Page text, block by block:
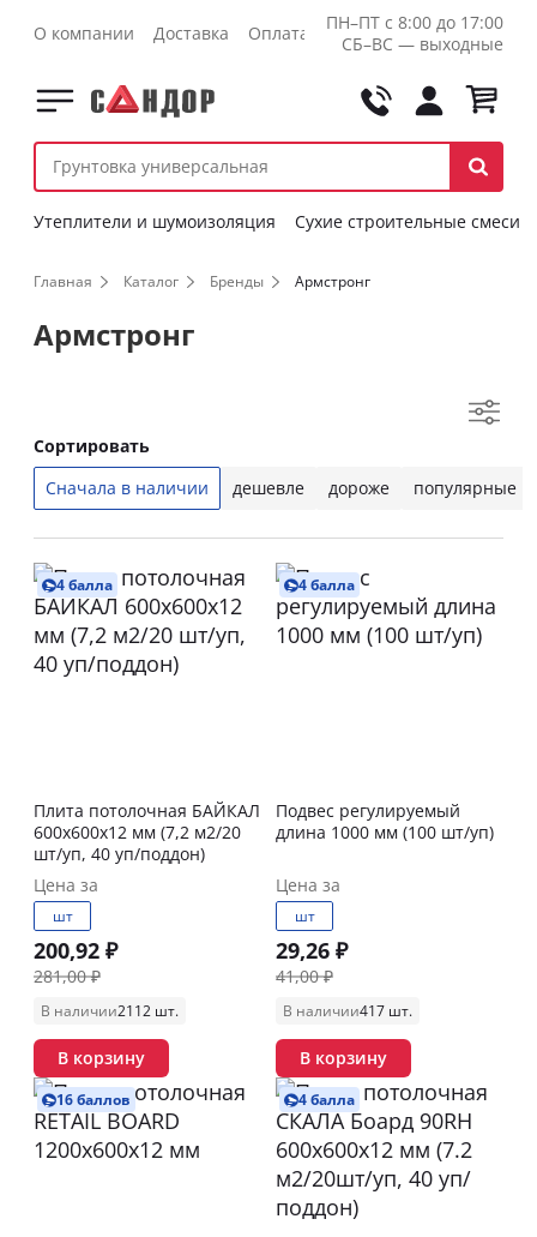
О компании Доставка Оплата Контакты Оптовикам
ПН–ПТ с 8:00 до 17:00
СБ–ВС — выходные
Утеплители и шумоизоляция Сухие строительные смеси
Главная Каталог Бренды Армстронг
Армстронг
Сортировать
Сначала в наличии
дешевле дороже популярные
4 балла
Плита потолочная БАЙКАЛ
600х600х12 мм (7,2 м2/20
шт/уп, 40 уп/поддон)
Цена за
шт
200,92 ₽
281,00 ₽
В наличии2112 шт.
В корзину
4 балла
Подвес регулируемый
длина 1000 мм (100 шт/уп)
Цена за
шт
29,26 ₽
41,00 ₽
В наличии417 шт.
В корзину
16 баллов 4 балла